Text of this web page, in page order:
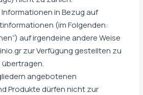
in Bezug auf
(im Folgenden:
auf irgendeine andere Weise
zur Verfügung gestellten zu
angebotenen
Produkte dürfen nicht zur